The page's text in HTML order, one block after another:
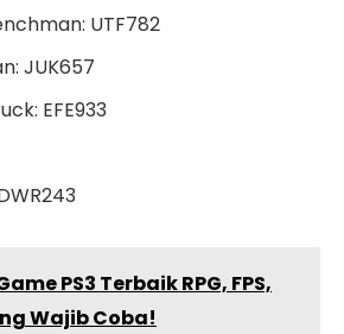
UTF782
JUK657
EFE933
PS3 Terbaik RPG, FPS,
Wajib Coba!